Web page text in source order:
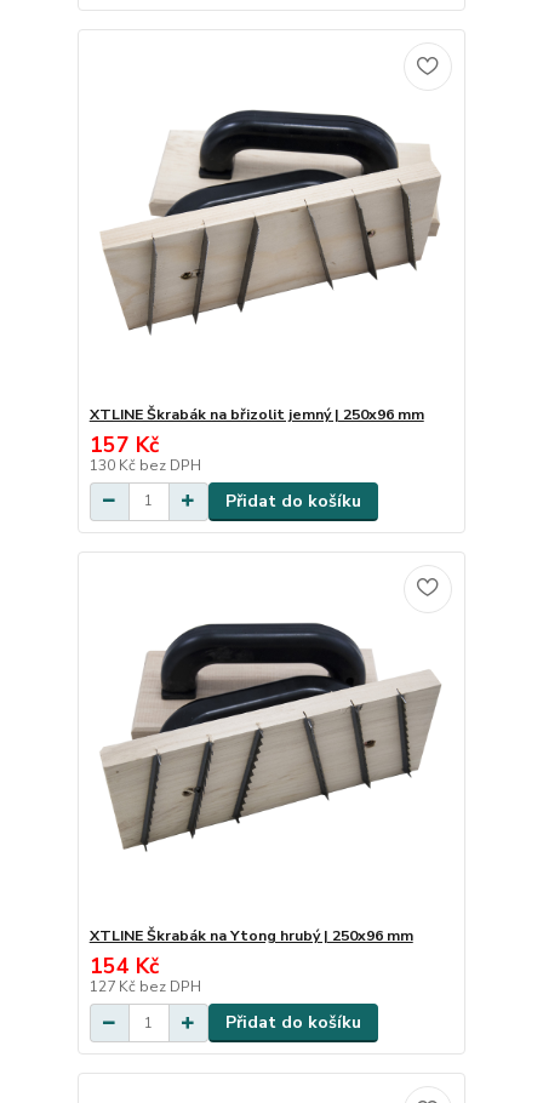
XTLINE Škrabák na břizolit jemný | 250x96 mm
157 Kč
130 Kč bez DPH
Přidat do košíku
XTLINE Škrabák na Ytong hrubý | 250x96 mm
154 Kč
127 Kč bez DPH
Přidat do košíku